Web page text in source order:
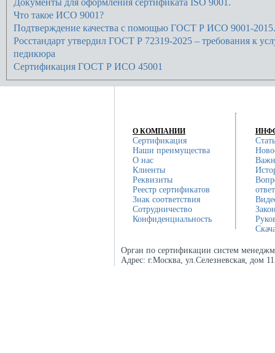
Что такое ИСО 9001?
Подтверждение качества с помощью ГОСТ Р ИСО 9001-2015.
Росстандарт утвердил ГОСТ Р 72319-2025 – требования к
педикюра
Сертификация ГОСТ Р ИСО 45001
О КОМПАНИИ
Сертификация
Наши преимущества
О нас
Клиенты
Реквизиты
Реестр сертификатов
Знак соответствия
Сотрудничество
Конфиденциальность
Орган по сертификации систем
Адрес: г.Москва, ул.Селезневская, дом